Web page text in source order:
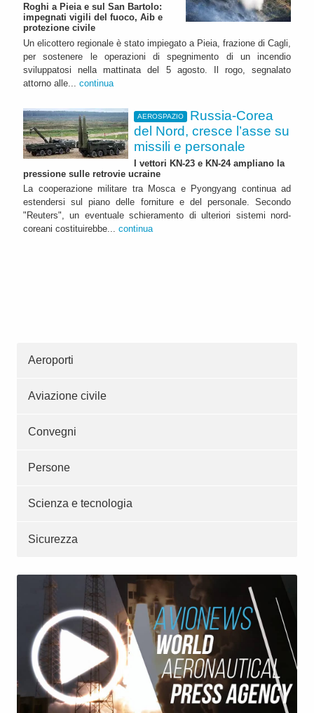
Roghi a Pieia e sul San Bartolo:
impegnati vigili del fuoco, Aib e
protezione civile
Un elicottero regionale è stato impiegato a Pieia, frazione di Cagli,
per sostenere le operazioni di spegnimento di un incendio
sviluppatosi nella mattinata del 5 agosto. Il rogo, segnalato
attorno alle... continua
AEROSPAZIO
Russia-Corea
del Nord, cresce l’asse su
missili e personale
I vettori KN-23 e KN-24 ampliano la
pressione sulle retrovie ucraine
La cooperazione militare tra Mosca e Pyongyang continua ad
estendersi sul piano delle forniture e del personale. Secondo
"Reuters", un eventuale schieramento di ulteriori sistemi nord-
coreani costituirebbe... continua
Aeroporti
Aviazione civile
Convegni
Persone
Scienza e tecnologia
Sicurezza